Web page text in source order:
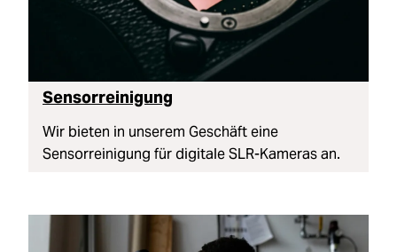
Sensorreinigung
Wir bieten in unserem Geschäft eine
Sensorreinigung für digitale SLR-Kameras an.